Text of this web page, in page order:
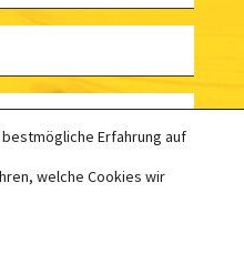
Erfahrung auf
welche Cookies wir